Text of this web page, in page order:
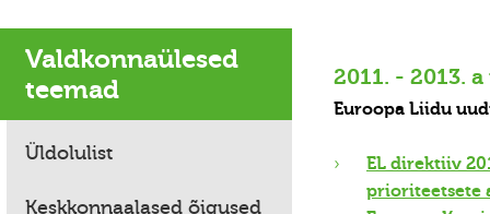
Valdkonnaülesed
teemad
Üldolulist
Keskkonnaalased õigused
2011. - 2013.
Euroopa Liidu
EL direktiiv
prioriteetsete